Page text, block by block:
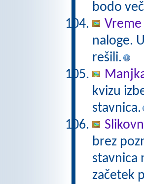
bodo
naloge.
rešili.
kvizu
stavnica.
brez
stavnica
začetek